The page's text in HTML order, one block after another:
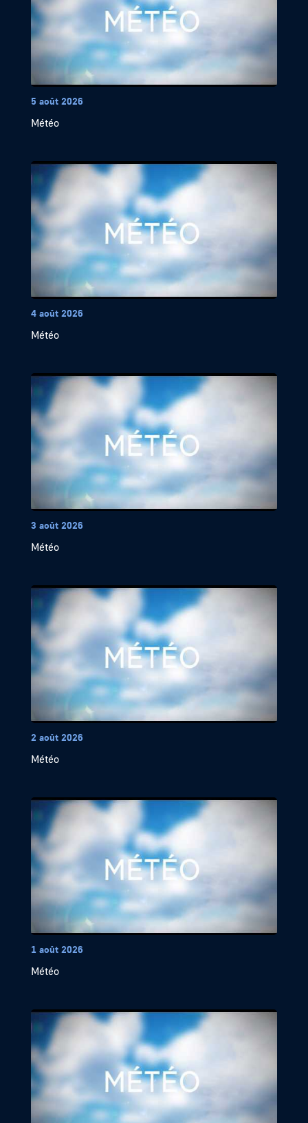
5 août 2026
Météo
4 août 2026
Météo
3 août 2026
Météo
2 août 2026
Météo
1 août 2026
Météo